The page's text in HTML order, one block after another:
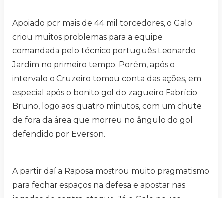
Apoiado por mais de 44 mil torcedores, o Galo
criou muitos problemas para a equipe
comandada pelo técnico português Leonardo
Jardim no primeiro tempo. Porém, após o
intervalo o Cruzeiro tomou conta das ações, em
especial após o bonito gol do zagueiro Fabrício
Bruno, logo aos quatro minutos, com um chute
de fora da área que morreu no ângulo do gol
defendido por Everson.
A partir daí a Raposa mostrou muito pragmatismo
para fechar espaços na defesa e apostar nas